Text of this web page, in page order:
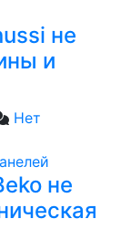
не
и
Нет
не